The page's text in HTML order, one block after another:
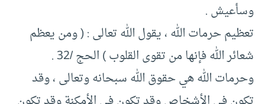
وسأعيش .
تعظيم حرمات الله ، يقول الله تعالى : ( ومن يعظم
شعائر الله فإنها من تقوى القلوب ) الحج /32 .
وحرمات الله هي حقوق الله سبحانه وتعالى ، وقد